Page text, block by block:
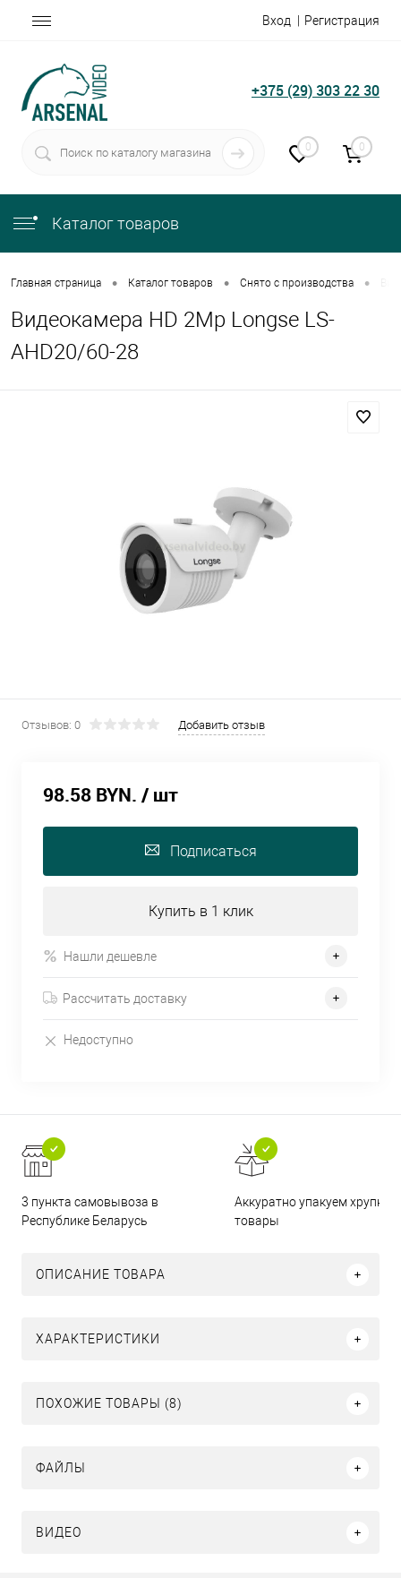
Вход Регистрация
+375 (29) 303 22 30
0 0
Каталог товаров
Главная страница • Каталог товаров • Снято с производства •
Видеокамера HD 2Mp Longse LS-
AHD20/60-28
Отзывов: 0 Добавить отзыв
98.58 BYN. / шт
Подписаться
Купить в 1 клик
Нашли дешевле
Рассчитать доставку
Недоступно
3 пункта самовывоза в
Республике Беларусь
Аккуратно упакуем хрупкие
товары
ОПИСАНИЕ ТОВАРА
ХАРАКТЕРИСТИКИ
ПОХОЖИЕ ТОВАРЫ (8)
ФАЙЛЫ
ВИДЕО